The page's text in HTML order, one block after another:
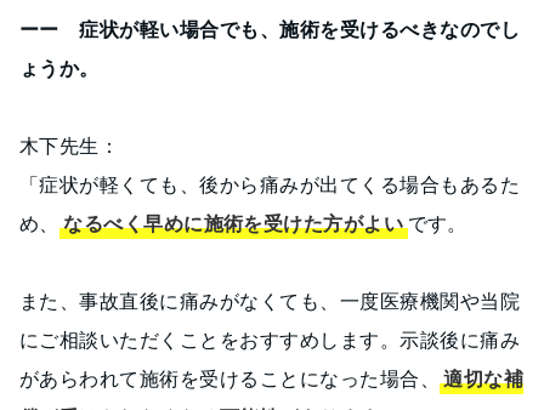
ーー 症状が軽い場合でも、施術を受けるべきなのでし
ょうか。
木下先生：
「症状が軽くても、後から痛みが出てくる場合もあるた
め、
なるべく早めに施術を受けた方がよいです。
また、事故直後に痛みがなくても、一度医療機関や当院
にご相談いただくことをおすすめします。示談後に痛み
があらわれて施術を受けることになった場合、適切な補